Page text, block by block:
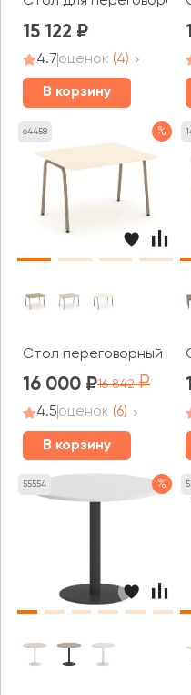
15 122
4.7оценок (4)
В корзину
64458 %
Стол переговорный на
16 000 16 842
4.5оценок (6)
В корзину
55554 %